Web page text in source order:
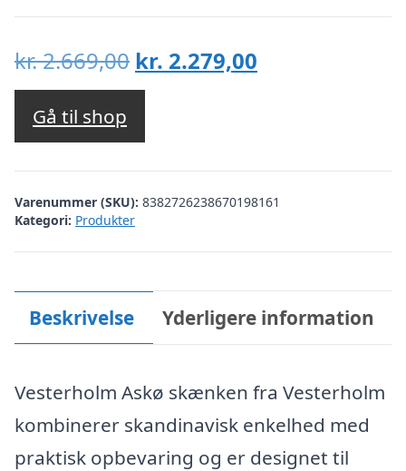
kr.2.669,00 Den
oprindelige
var:
kr. 2.669,00.
kr. 2.279,00
kr. 2.279,00.
Gå til shop
Varenummer (SKU): 8382726238670198161
Kategori: Produkter
Beskrivelse Yderligere information
Vesterholm Askø skænken fra Vesterholm
kombinerer skandinavisk enkelhed med
praktisk opbevaring og er designet til